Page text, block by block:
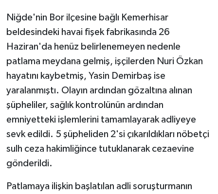
Niğde'nin Bor ilçesine bağlı Kemerhisar
beldesindeki havai fişek fabrikasında 26
Haziran'da henüz belirlenemeyen nedenle
patlama meydana gelmiş, işçilerden Nuri Özkan
hayatını kaybetmiş, Yasin Demirbaş ise
yaralanmıştı. Olayın ardından gözaltına alınan
şüpheliler, sağlık kontrolünün ardından
emniyetteki işlemlerini tamamlayarak adliyeye
sevk edildi. 5 şüpheliden 2'si çıkarıldıkları nöbetçi
sulh ceza hakimliğince tutuklanarak cezaevine
gönderildi.
Patlamaya ilişkin başlatılan adli soruşturmanın